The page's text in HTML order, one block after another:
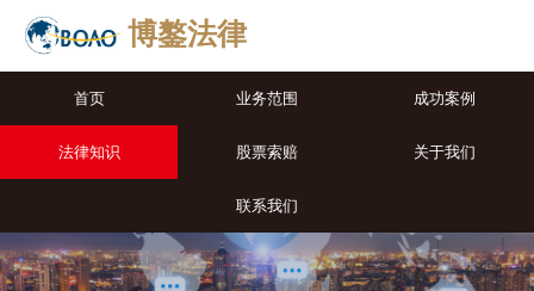
博鏊法律
首页 业务范围 成功案例
法律知识 股票索赔 关于我们
联系我们